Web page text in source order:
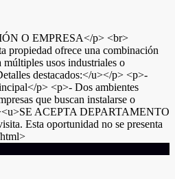
O EMPRESA</p> <br>
propiedad ofrece una combinación
usos industriales o
destacados:</u></p> <p>-
p> <p>- Dos ambientes
que buscan instalarse o
ACEPTA DEPARTAMENTO
Esta oportunidad no se presenta